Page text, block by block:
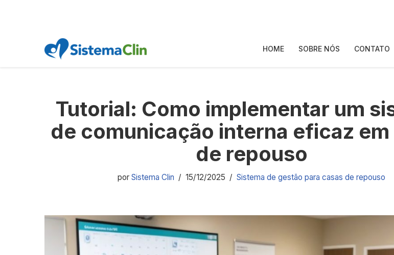
HOME SOBRE NÓS CONTATO
Tutorial: Como implementar um
de comunicação interna eficaz em
de repouso
por Sistema Clin 15/12/2025 Sistema de gestão para casas de repouso